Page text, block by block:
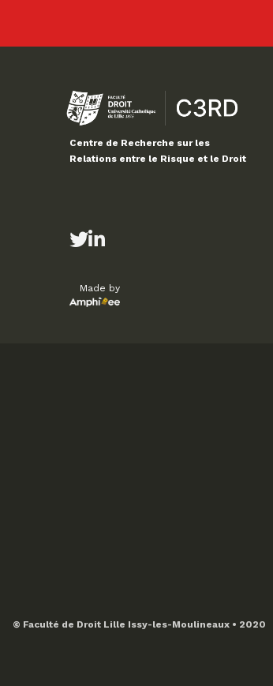
Centre de Recherche sur les
Relations entre le Risque et le Droit
Made by
© Faculté de Droit Lille Issy-les-Moulineaux • 2020